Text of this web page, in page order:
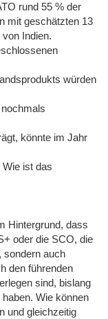
rund 55 % der
mit geschätzten 13
Indien.
würden
könnte im Jahr
Wie ist das
Hintergrund, dass
oder die SCO, die
sondern auch
den führenden
sind, bislang
Wie können
und gleichzeitig